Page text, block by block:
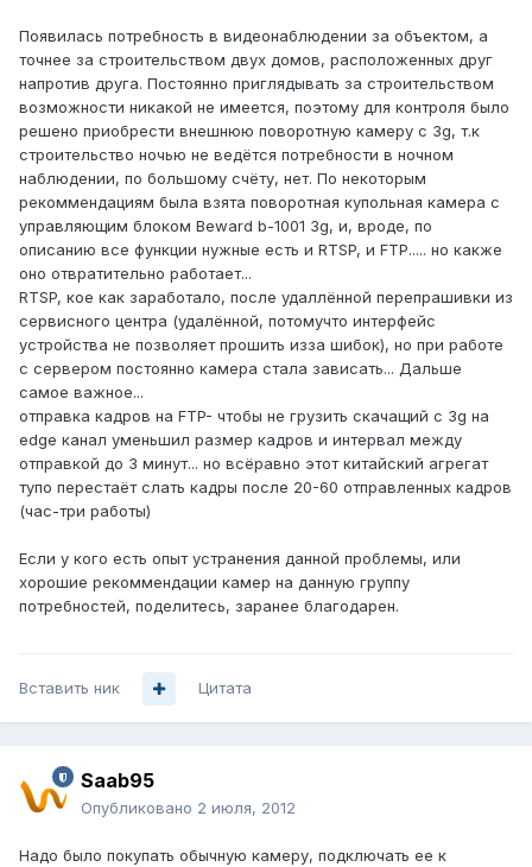
Появилась потребность в видеонаблюдении за объектом, а
точнее за строительством двух домов, расположенных друг
напротив друга. Постоянно приглядывать за строительством
возможности никакой не имеется, поэтому для контроля было
решено приобрести внешнюю поворотную камеру с 3g, т.к
строительство ночью не ведётся потребности в ночном
наблюдении, по большому счёту, нет. По некоторым
рекоммендациям была взята поворотная купольная камера с
управляющим блоком Beward b-1001 3g, и, вроде, по
описанию все функции нужные есть и RTSP, и FTP..... но какже
оно отвратительно работает...
RTSP, кое как заработало, после удаллённой перепрашивки из
сервисного центра (удалённой, потомучто интерфейс
устройства не позволяет прошить изза шибок), но при работе
с сервером постоянно камера стала зависать... Дальше
самое важное...
отправка кадров на FTP- чтобы не грузить скачащий с 3g на
edge канал уменьшил размер кадров и интервал между
отправкой до 3 минут... но всёравно этот китайский агрегат
тупо перестаёт слать кадры после 20-60 отправленных кадров
(час-три работы)
Если у кого есть опыт устранения данной проблемы, или
хорошие рекоммендации камер на данную группу
потребностей, поделитесь, заранее благодарен.
Вставить ник Цитата
Saab95
Опубликовано 2 июля, 2012
Надо было покупать обычную камеру, подключать ее к